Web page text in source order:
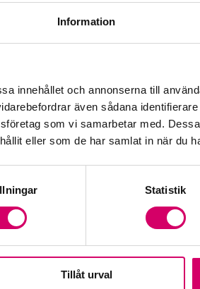
Information
innehållet och annonserna till
även sådana
som vi samarbetar med.
eller som de har samlat in när du
Statistik
Tillåt urval